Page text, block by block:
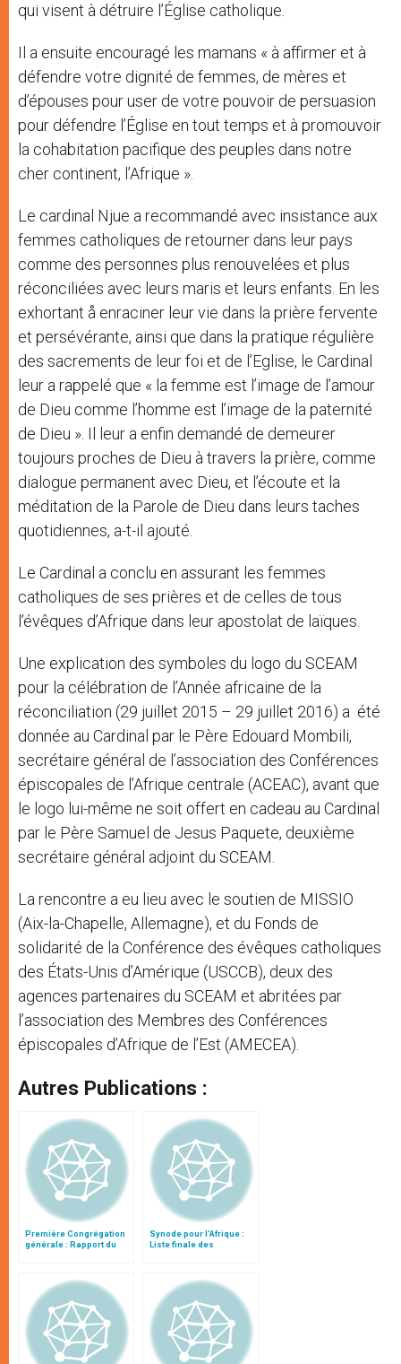
qui visent à détruire l’Église catholique.
Il a ensuite encouragé les mamans « à affirmer et à
défendre votre dignité de femmes, de mères et
d’épouses pour user de votre pouvoir de persuasion
pour défendre l’Église en tout temps et à promouvoir
la cohabitation pacifique des peuples dans notre
cher continent, l’Afrique ».
Le cardinal Njue a recommandé avec insistance aux
femmes catholiques de retourner dans leur pays
comme des personnes plus renouvelées et plus
réconciliées avec leurs maris et leurs enfants. En les
exhortant å enraciner leur vie dans la prière fervente
et persévérante, ainsi que dans la pratique régulière
des sacrements de leur foi et de l’Eglise, le Cardinal
leur a rappelé que « la femme est l’image de l’amour
de Dieu comme l’homme est l’image de la paternité
de Dieu ». Il leur a enfin demandé de demeurer
toujours proches de Dieu à travers la prière, comme
dialogue permanent avec Dieu, et l’écoute et la
méditation de la Parole de Dieu dans leurs taches
quotidiennes, a-t-il ajouté.
Le Cardinal a conclu en assurant les femmes
catholiques de ses prières et de celles de tous
l’évêques d’Afrique dans leur apostolat de laïques.
Une explication des symboles du logo du SCEAM
pour la célébration de l’Année africaine de la
réconciliation (29 juillet 2015 – 29 juillet 2016) a été
donnée au Cardinal par le Père Edouard Mombili,
secrétaire général de l’association des Conférences
épiscopales de l’Afrique centrale (ACEAC), avant que
le logo lui-même ne soit offert en cadeau au Cardinal
par le Père Samuel de Jesus Paquete, deuxième
secrétaire général adjoint du SCEAM.
La rencontre a eu lieu avec le soutien de MISSIO
(Aix-la-Chapelle, Allemagne), et du Fonds de
solidarité de la Conférence des évêques catholiques
des États-Unis d’Amérique (USCCB), deux des
agences partenaires du SCEAM et abritées par
l’association des Membres des Conférences
épiscopales d’Afrique de l’Est (AMECEA).
Autres Publications :
Première Congrégation
générale : Rapport du
Synode pour l'Afrique :
Liste finale des